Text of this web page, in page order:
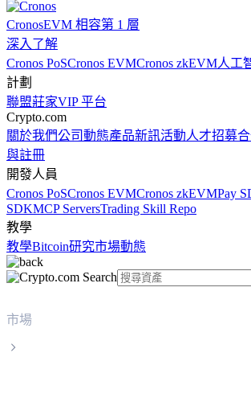
CronosEVM 相容第 1 層
深入了解
Cronos PoSCronos EVMCronos zkEVM人工
計劃
聯盟莊家VIP 平台
Crypto.com
關於我們公司動態產品新訊活動人才招募
與註冊
開發人員
Cronos PoSCronos EVMCronos zkEVMPay
SDKMCP ServersTrading Skill Repo
教學
教學Bitcoin研究市場動態
市場